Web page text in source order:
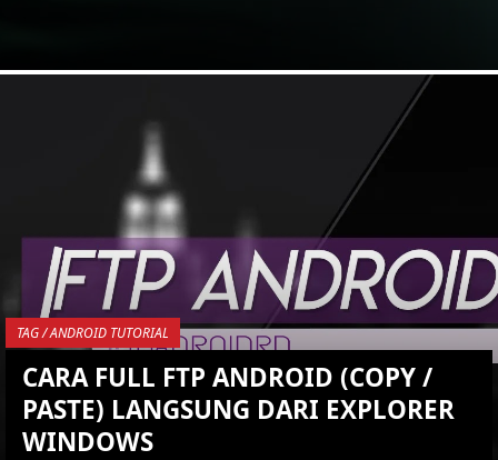
YOU ARE VIEWING MOST
RECENT POST
TAG / ANDROID TUTORIAL
CARA FULL FTP ANDROID (COPY /
PASTE) LANGSUNG DARI EXPLORER
WINDOWS